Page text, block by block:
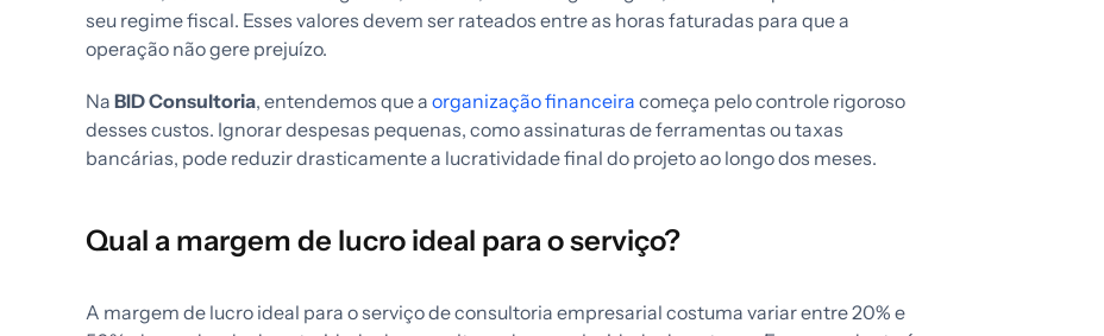
seu regime fiscal. Esses valores devem ser rateados entre as horas faturadas para que a
operação não gere prejuízo.
Na BID Consultoria, entendemos que a organização financeira começa pelo controle rigoroso
desses custos. Ignorar despesas pequenas, como assinaturas de ferramentas ou taxas
bancárias, pode reduzir drasticamente a lucratividade final do projeto ao longo dos meses.
Qual a margem de lucro ideal para o serviço?
A margem de lucro ideal para o serviço de consultoria empresarial costuma variar entre 20% e